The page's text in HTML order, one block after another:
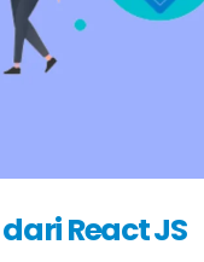
React JS